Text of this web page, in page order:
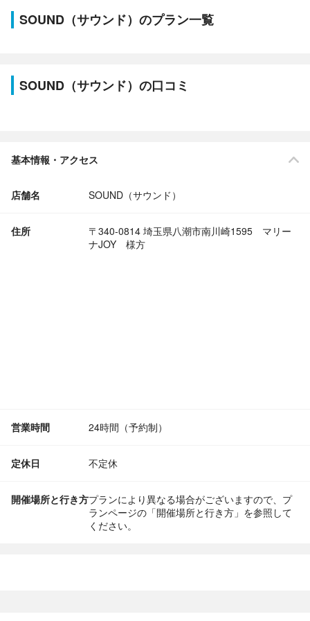
SOUND（サウンド）のプラン一覧
SOUND（サウンド）の口コミ
基本情報・アクセス
店舗名 SOUND（サウンド）
住所
〒340-0814 埼玉県八潮市南川崎1595 マリー
ナJOY 様方
営業時間 24時間（予約制）
定休日 不定休
開催場所と行き方プランにより異なる場合がございますので、プ
ランページの「開催場所と行き方」を参照して
ください。